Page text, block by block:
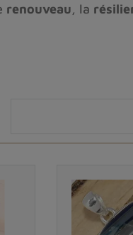
renouveau, la